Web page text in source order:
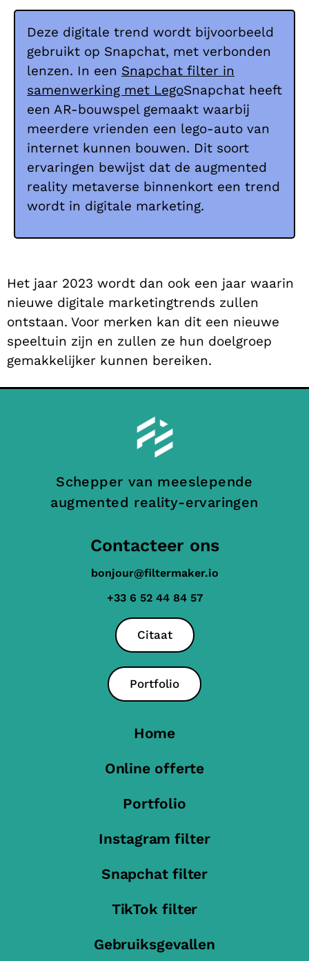
Deze digitale trend wordt bijvoorbeeld
gebruikt op Snapchat, met verbonden
lenzen. In een Snapchat filter in
samenwerking met LegoSnapchat heeft
een AR-bouwspel gemaakt waarbij
meerdere vrienden een lego-auto van
internet kunnen bouwen. Dit soort
ervaringen bewijst dat de augmented
reality metaverse binnenkort een trend
wordt in digitale marketing.
Het jaar 2023 wordt dan ook een jaar waarin
nieuwe digitale marketingtrends zullen
ontstaan. Voor merken kan dit een nieuwe
speeltuin zijn en zullen ze hun doelgroep
gemakkelijker kunnen bereiken.
Schepper van meeslepende
augmented reality-ervaringen
Contacteer ons
bonjour@filtermaker.io
+33 6 52 44 84 57
Citaat
Portfolio
Home
Online offerte
Portfolio
Instagram filter
Snapchat filter
TikTok filter
Gebruiksgevallen